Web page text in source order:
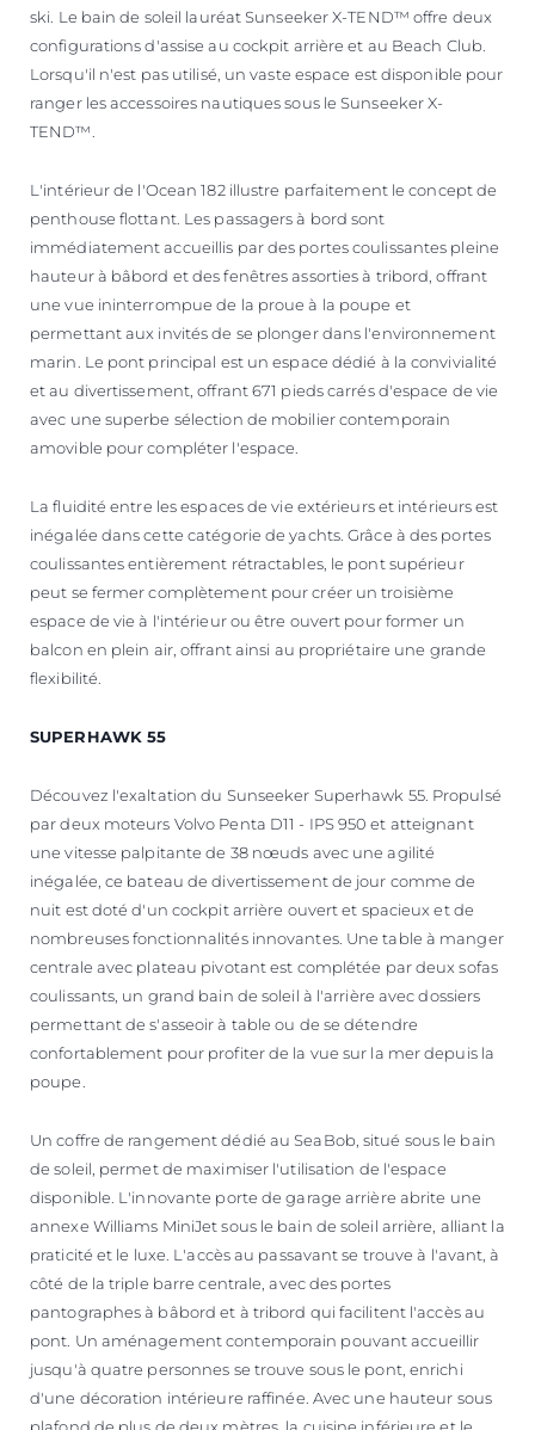
ski. Le bain de soleil lauréat Sunseeker X-TEND™ offre deux
configurations d'assise au cockpit arrière et au Beach Club.
Lorsqu'il n'est pas utilisé, un vaste espace est disponible pour
ranger les accessoires nautiques sous le Sunseeker X-
TEND™.
L'intérieur de l'Ocean 182 illustre parfaitement le concept de
penthouse flottant. Les passagers à bord sont
immédiatement accueillis par des portes coulissantes pleine
hauteur à bâbord et des fenêtres assorties à tribord, offrant
une vue ininterrompue de la proue à la poupe et
permettant aux invités de se plonger dans l'environnement
marin. Le pont principal est un espace dédié à la convivialité
et au divertissement, offrant 671 pieds carrés d'espace de vie
avec une superbe sélection de mobilier contemporain
amovible pour compléter l'espace.
La fluidité entre les espaces de vie extérieurs et intérieurs est
inégalée dans cette catégorie de yachts. Grâce à des portes
coulissantes entièrement rétractables, le pont supérieur
peut se fermer complètement pour créer un troisième
espace de vie à l'intérieur ou être ouvert pour former un
balcon en plein air, offrant ainsi au propriétaire une grande
flexibilité.
SUPERHAWK 55
Découvez l'exaltation du Sunseeker Superhawk 55. Propulsé
par deux moteurs Volvo Penta D11 - IPS 950 et atteignant
une vitesse palpitante de 38 nœuds avec une agilité
inégalée, ce bateau de divertissement de jour comme de
nuit est doté d'un cockpit arrière ouvert et spacieux et de
nombreuses fonctionnalités innovantes. Une table à manger
centrale avec plateau pivotant est complétée par deux sofas
coulissants, un grand bain de soleil à l'arrière avec dossiers
permettant de s'asseoir à table ou de se détendre
confortablement pour profiter de la vue sur la mer depuis la
poupe.
Un coffre de rangement dédié au SeaBob, situé sous le bain
de soleil, permet de maximiser l'utilisation de l'espace
disponible. L'innovante porte de garage arrière abrite une
annexe Williams MiniJet sous le bain de soleil arrière, alliant la
praticité et le luxe. L'accès au passavant se trouve à l'avant, à
côté de la triple barre centrale, avec des portes
pantographes à bâbord et à tribord qui facilitent l'accès au
pont. Un aménagement contemporain pouvant accueillir
jusqu'à quatre personnes se trouve sous le pont, enrichi
d'une décoration intérieure raffinée. Avec une hauteur sous